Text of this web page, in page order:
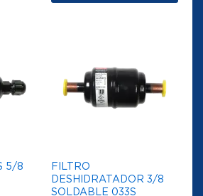
5/8
FILTRO
DESHIDRATADOR 3/8
SOLDABLE 033S